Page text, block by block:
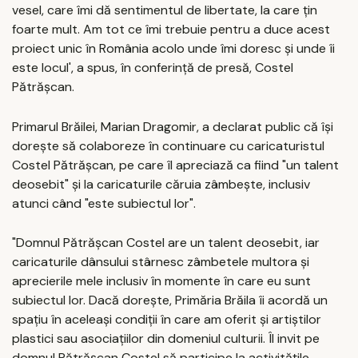
vesel, care îmi dă sentimentul de libertate, la care ţin
foarte mult. Am tot ce îmi trebuie pentru a duce acest
proiect unic în România acolo unde îmi doresc şi unde îi
este locul', a spus, în conferinţă de presă, Costel
Pătrăşcan.
Primarul Brăilei, Marian Dragomir, a declarat public că îşi
doreşte să colaboreze în continuare cu caricaturistul
Costel Pătrăşcan, pe care îl apreciază ca fiind "un talent
deosebit" şi la caricaturile căruia zâmbeşte, inclusiv
atunci când "este subiectul lor".
"Domnul Pătrăşcan Costel are un talent deosebit, iar
caricaturile dânsului stârnesc zâmbetele multora şi
aprecierile mele inclusiv în momente în care eu sunt
subiectul lor. Dacă doreşte, Primăria Brăila îi acordă un
spaţiu în aceleaşi condiţii în care am oferit şi artiştilor
plastici sau asociaţiilor din domeniul culturii. Îl invit pe